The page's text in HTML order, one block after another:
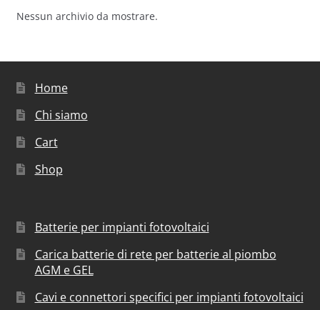
Nessun archivio da mostrare.
Home
Chi siamo
Cart
Shop
Batterie per impianti fotovoltaici
Carica batterie di rete per batterie al piombo
AGM e GEL
Cavi e connettori specifici per impianti fotovoltaici